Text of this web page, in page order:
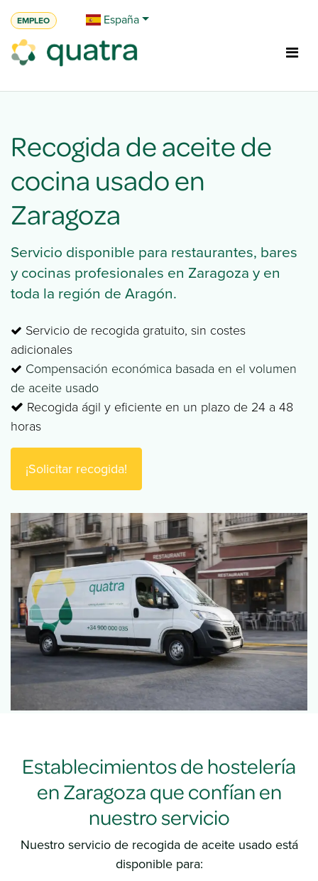
EMPLEO España
Recogida de aceite de
cocina usado en
Zaragoza
Servicio disponible para restaurantes, bares
y cocinas profesionales en Zaragoza y en
toda la región de Aragón.
Servicio de recogida gratuito, sin costes
adicionales
Compensación económica basada en el volumen
de aceite usado
Recogida ágil y eficiente en un plazo de 24 a 48
horas
¡Solicitar recogida!​
Establecimientos de hostelería
en Zaragoza que confían en
nuestro servicio
Nuestro servicio de recogida de aceite usado está
disponible para: